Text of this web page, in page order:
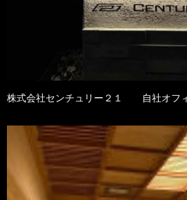
株式会社センチュリー２１ 自社オフ